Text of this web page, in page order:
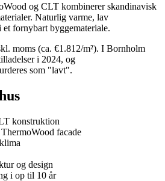
og CLT kombinerer skandinavisk
Naturlig varme, lav
fornybart byggemateriale.
moms (ca. €1.812/m²). I Bornholm
i 2024, og
som "lavt".
konstruktion
facade
og design
i op til 10 år